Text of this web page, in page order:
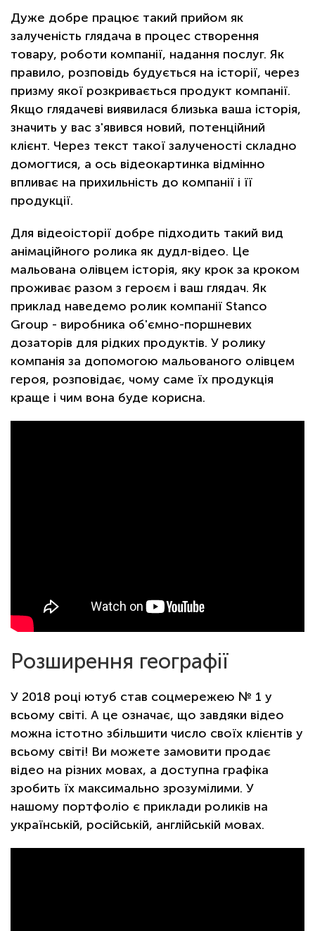
Дуже добре працює такий прийом як
залученість глядача в процес створення
товару, роботи компанії, надання послуг. Як
правило, розповідь будується на історії, через
призму якої розкривається продукт компанії.
Якщо глядачеві виявилася близька ваша історія,
значить у вас з'явився новий, потенційний
клієнт. Через текст такої залученості складно
домогтися, а ось відеокартинка відмінно
впливає на прихильність до компанії і її
продукції.
Для відеоісторії добре підходить такий вид
анімаційного ролика як дудл-відео. Це
мальована олівцем історія, яку крок за кроком
проживає разом з героєм і ваш глядач. Як
приклад наведемо ролик компанії Stanco
Group - виробника об'ємно-поршневих
дозаторів для рідких продуктів. У ролику
компанія за допомогою мальованого олівцем
героя, розповідає, чому саме їх продукція
краще і чим вона буде корисна.
Розширення географії
У 2018 році ютуб став соцмережею № 1 у
всьому світі. А це означає, що завдяки відео
можна істотно збільшити число своїх клієнтів у
всьому світі! Ви можете замовити продає
відео на різних мовах, а доступна графіка
зробить їх максимально зрозумілими. У
нашому портфоліо є приклади роликів на
українській, російській, англійській мовах.